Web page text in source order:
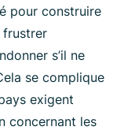
pour construire
frustrer
s’il ne
se complique
exigent
concernant les